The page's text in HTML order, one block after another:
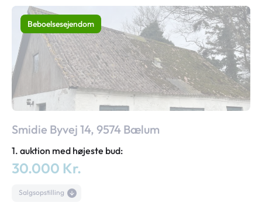
Beboelsesejendom
Smidie Byvej 14, 9574 Bælum
1. auktion med højeste bud:
30.000 Kr.
Salgsopstilling